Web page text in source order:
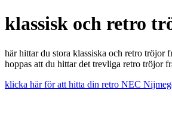
klassisk och retro
här hittar du stora klassiska och retro tröjor
hoppas att du hittar det trevliga retro tröjor
klicka här för att hitta din retro NEC